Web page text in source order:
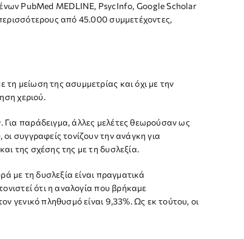
PubMed MEDLINE, PsycInfo, Google Scholar
από 45.000 συμμετέχοντες,
μείωση της ασυμμετρίας και όχι με την
χεριού.
Για παράδειγμα, άλλες μελέτες θεωρούσαν ως
συγγραφείς τονίζουν την ανάγκη για
της σχέσης της με τη δυσλεξία.
με τη δυσλεξία είναι πραγματικά
ότι η αναλογία που βρήκαμε
γενικό πληθυσμό είναι 9,33%. Ως εκ τούτου, οι